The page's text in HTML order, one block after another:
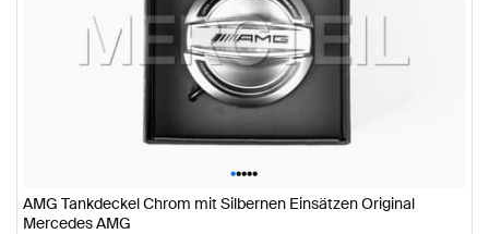
•••••
AMG Tankdeckel Chrom mit Silbernen Einsätzen Original
Mercedes AMG